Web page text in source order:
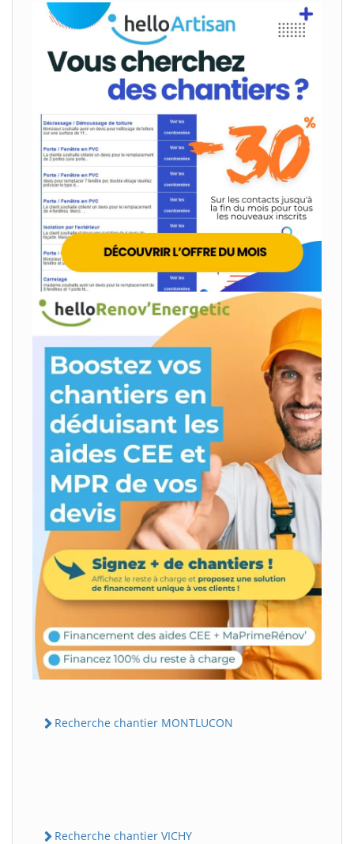
Recherche chantier MONTLUCON
Recherche chantier VICHY